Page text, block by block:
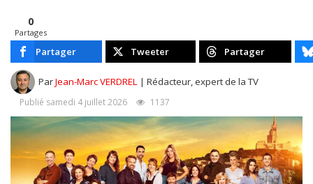
0
Partages
Partager Tweeter Partager
ParJean-Marc VERDREL | Rédacteur, expert de la TV
Publié samedi 4 juillet 2026 1137